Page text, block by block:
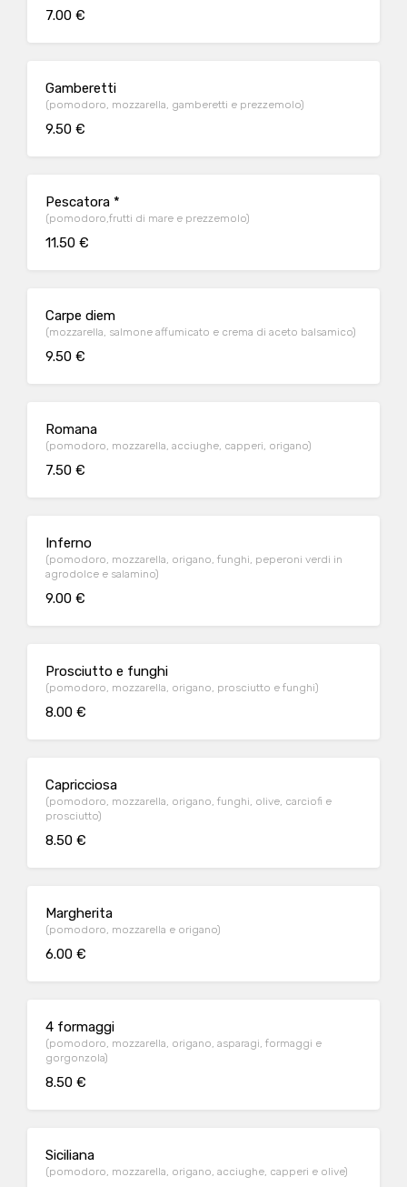
7.00 €
Gamberetti
(pomodoro, mozzarella, gamberetti e prezzemolo)
9.50 €
Pescatora *
(pomodoro,frutti di mare e prezzemolo)
11.50 €
Carpe diem
(mozzarella, salmone affumicato e crema di aceto balsamico)
9.50 €
Romana
(pomodoro, mozzarella, acciughe, capperi, origano)
7.50 €
Inferno
(pomodoro, mozzarella, origano, funghi, peperoni verdi in
agrodolce e salamino)
9.00 €
Prosciutto e funghi
(pomodoro, mozzarella, origano, prosciutto e funghi)
8.00 €
Capricciosa
(pomodoro, mozzarella, origano, funghi, olive, carciofi e
prosciutto)
8.50 €
Margherita
(pomodoro, mozzarella e origano)
6.00 €
4 formaggi
(pomodoro, mozzarella, origano, asparagi, formaggi e
gorgonzola)
8.50 €
Siciliana
(pomodoro, mozzarella, origano, acciughe, capperi e olive)